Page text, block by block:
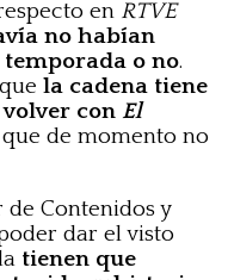
en RTVE
no habían
o no.
la cadena tiene
con El
de momento no
Contenidos y
dar el visto
tienen que